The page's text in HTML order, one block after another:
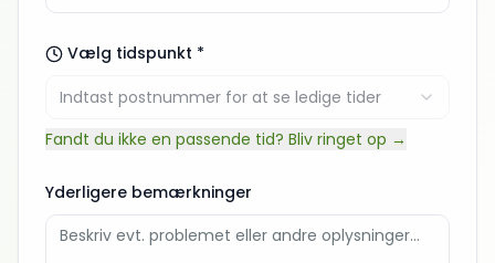
Vælg tidspunkt *
Indtast postnummer for at se ledige tider
Fandt du ikke en passende tid? Bliv ringet op →
Yderligere bemærkninger